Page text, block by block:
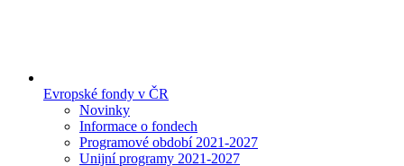
Evropské fondy v ČR
Novinky
Informace o fondech
Programové období 2021-2027
Unijní programy 2021-2027